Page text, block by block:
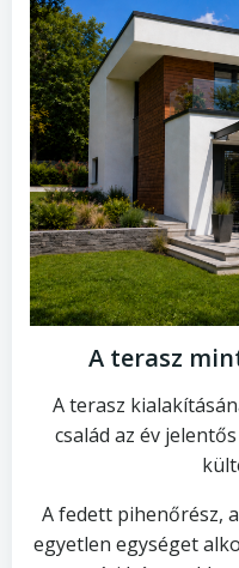
A terasz
A terasz
család az év
A fedett pihenőrész,
egyetlen egységet